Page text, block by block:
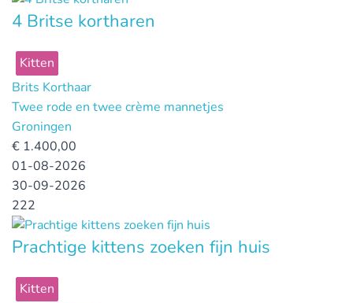
4 Britse kortharen
Kitten
Brits Korthaar
Twee rode en twee crème mannetjes
Groningen
€ 1.400,00
01-08-2026
30-09-2026
222
Prachtige kittens zoeken fijn huis
Kitten